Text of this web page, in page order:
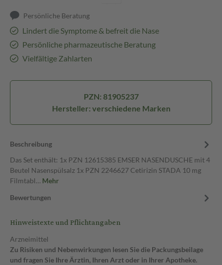
Persönliche Beratung
Lindert die Symptome & befreit die Nase
Persönliche pharmazeutische Beratung
Vielfältige Zahlarten
PZN: 81905237
Hersteller: verschiedene Marken
Beschreibung
Das Set enthält: 1x PZN 12615385 EMSER NASENDUSCHE mit 4
Beutel Nasenspülsalz 1x PZN 2246627 Cetirizin STADA 10 mg
Filmtabl… Mehr
Bewertungen
Hinweistexte und Pflichtangaben
Arzneimittel
Zu Risiken und Nebenwirkungen lesen Sie die Packungsbeilage
und fragen Sie Ihre Ärztin, Ihren Arzt oder in Ihrer Apotheke.